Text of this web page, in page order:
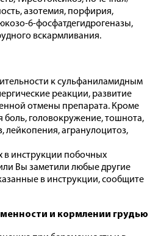
азотемия, порфирия,
6-фосфатдегидрогеназы,
вскармливания.
к сульфаниламидным
реакции, развитие
отмены препарата. Кроме
боль, головокружение, тошнота,
лейкопения, агранулоцитоз,
в инструкции побочных
Вы заметили любые другие
в инструкции, сообщите
и кормлении грудью